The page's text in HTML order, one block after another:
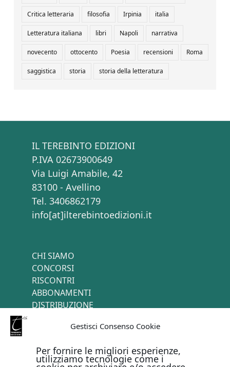
Gestisci Consenso Cookie
Per fornire le migliori esperienze,
utilizziamo tecnologie come i
Critica letteraria filosofia Irpinia italia
Letteratura italiana libri Napoli narrativa
novecento ottocento Poesia recensioni Roma
saggistica storia storia della letteratura
IL TEREBINTO EDIZIONI
P.IVA 02673900649
Via Luigi Amabile, 42
83100 - Avellino
Tel. 3406862179
info[at]ilterebintoedizioni.it
CHI SIAMO
CONCORSI
RISCONTRI
ABBONAMENTI
DISTRIBUZIONE